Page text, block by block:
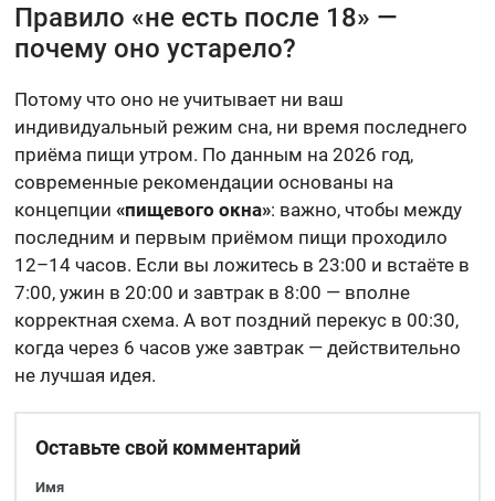
Правило «не есть после 18» —
почему оно устарело?
Потому что оно не учитывает ни ваш
индивидуальный режим сна, ни время последнего
приёма пищи утром. По данным на 2026 год,
современные рекомендации основаны на
концепции«пищевого окна»: важно, чтобы между
последним и первым приёмом пищи проходило
12–14 часов. Если вы ложитесь в 23:00 и встаёте в
7:00, ужин в 20:00 и завтрак в 8:00 — вполне
корректная схема. А вот поздний перекус в 00:30,
когда через 6 часов уже завтрак — действительно
не лучшая идея.
Оставьте свой комментарий
Имя